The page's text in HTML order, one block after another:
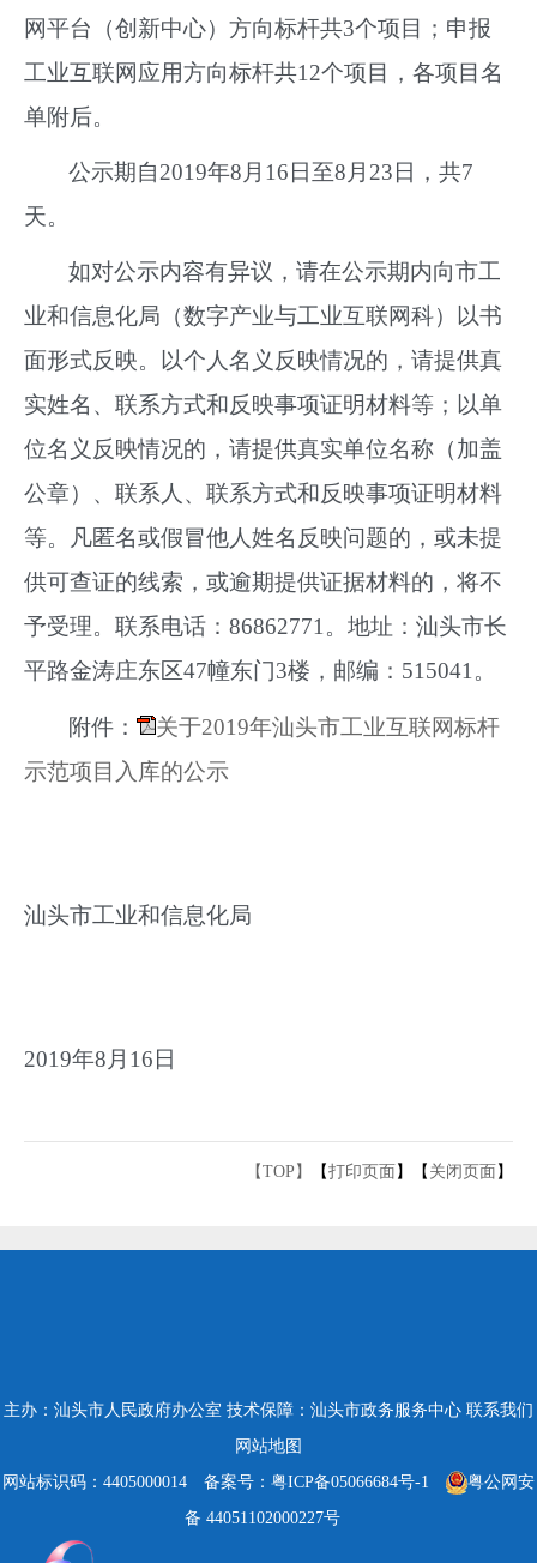
网平台（创新中心）方向标杆共3个项目；申报
工业互联网应用方向标杆共12个项目，各项目名
单附后。
公示期自2019年8月16日至8月23日，共7
天。
如对公示内容有异议，请在公示期内向市工
业和信息化局（数字产业与工业互联网科）以书
面形式反映。以个人名义反映情况的，请提供真
实姓名、联系方式和反映事项证明材料等；以单
位名义反映情况的，请提供真实单位名称（加盖
公章）、联系人、联系方式和反映事项证明材料
等。凡匿名或假冒他人姓名反映问题的，或未提
供可查证的线索，或逾期提供证据材料的，将不
予受理。联系电话：86862771。地址：汕头市长
平路金涛庄东区47幢东门3楼，邮编：515041。
附件：
关于2019年汕头市工业互联网标杆
示范项目入库的公示
汕头市工业和信息化局
2019年8月16日
【TOP】 【打印页面】【 关闭页面】
主办：汕头市人民政府办公室 技术保障：汕头市政务服务中心 联系我们
网站地图
网站标识码：4405000014
备案号：粤ICP备05066684号-1
粤公网安
备 44051102000227号